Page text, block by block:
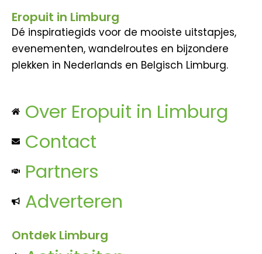
Eropuit in Limburg
Dé inspiratiegids voor de mooiste uitstapjes,
evenementen, wandelroutes en bijzondere
plekken in Nederlands en Belgisch Limburg.
Over Eropuit in Limburg
Contact
Partners
Adverteren
Ontdek Limburg